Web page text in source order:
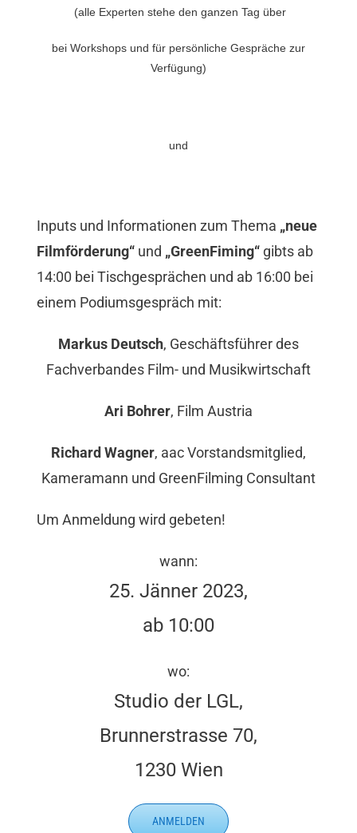
(alle Experten stehe den ganzen Tag über
bei Workshops und für persönliche Gespräche zur
Verfügung)
und
Inputs und Informationen zum Thema „neue
Filmförderung“und „GreenFiming“ gibts ab
14:00 bei Tischgesprächen und ab 16:00 bei
einem Podiumsgespräch mit:
Markus Deutsch, Geschäftsführer des
Fachverbandes Film- und Musikwirtschaft
Ari Bohrer, Film Austria
Richard Wagner, aac Vorstandsmitglied,
Kameramann und GreenFilming Consultant
‍Um Anmeldung wird gebeten!
‍wann:
25. Jänner 2023,
ab 10:00
wo:
Studio der LGL,
Brunnerstrasse 70,
1230 Wien
ANMELDEN